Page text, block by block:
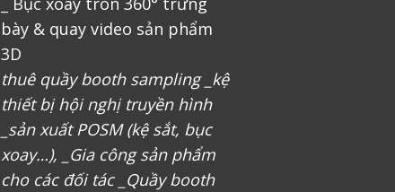
bày & quay video sản phẩm
3D
thuê quầy booth sampling _kệ
thiết bị hội nghị truyền hình
_sản xuất POSM (kệ sắt, bục
xoay…), _Gia công sản phẩm
cho các đối tác _Quầy booth